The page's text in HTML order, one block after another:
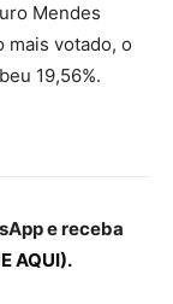
Mendes
mais votado, o
19,56%.
e receba
AQUI).